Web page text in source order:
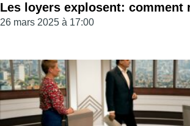
Les loyers explosent: comment
26 mars 2025 à 17:00